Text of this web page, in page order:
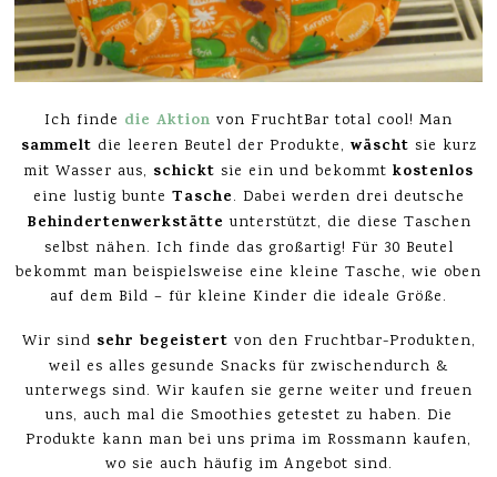
Ich finde die Aktion von FruchtBar total cool! Man
sammelt die leeren Beutel der Produkte, wäscht sie kurz
mit Wasser aus, schickt sie ein und bekommt kostenlos
eine lustig bunte Tasche. Dabei werden drei deutsche
Behindertenwerkstätte unterstützt, die diese Taschen
selbst nähen. Ich finde das großartig! Für 30 Beutel
bekommt man beispielsweise eine kleine Tasche, wie oben
auf dem Bild – für kleine Kinder die ideale Größe.
Wir sind sehr begeistert von den Fruchtbar-Produkten,
weil es alles gesunde Snacks für zwischendurch &
unterwegs sind. Wir kaufen sie gerne weiter und freuen
uns, auch mal die Smoothies getestet zu haben. Die
Produkte kann man bei uns prima im Rossmann kaufen,
wo sie auch häufig im Angebot sind.